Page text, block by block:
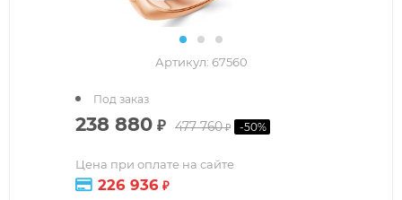
Артикул: 67560
238 880 ₽ 477 760₽ -50%
Цена при оплате на сайте
226 936 ₽
Под заказ